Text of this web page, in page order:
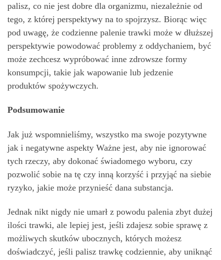
palisz, co nie jest dobre dla organizmu, niezależnie od
tego, z której perspektywy na to spojrzysz. Biorąc więc
pod uwagę, że codzienne palenie trawki może w dłuższej
perspektywie powodować problemy z oddychaniem, być
może zechcesz wypróbować inne zdrowsze formy
konsumpcji, takie jak wapowanie lub jedzenie
produktów spożywczych.
Podsumowanie
Jak już wspomnieliśmy, wszystko ma swoje pozytywne
jak i negatywne aspekty Ważne jest, aby nie ignorować
tych rzeczy, aby dokonać świadomego wyboru, czy
pozwolić sobie na tę czy inną korzyść i przyjąć na siebie
ryzyko, jakie może przynieść dana substancja.
Jednak nikt nigdy nie umarł z powodu palenia zbyt dużej
ilości trawki, ale lepiej jest, jeśli zdajesz sobie sprawę z
możliwych skutków ubocznych, których możesz
doświadczyć, jeśli palisz trawkę codziennie, aby uniknąć